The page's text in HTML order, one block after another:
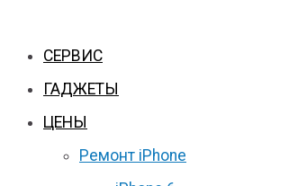
СЕРВИС
ГАДЖЕТЫ
ЦЕНЫ
Ремонт iPhone